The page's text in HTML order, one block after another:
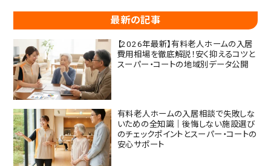
最新の記事
【2026年最新】有料老人ホームの入居
費用相場を徹底解説！安く抑えるコツと
スーパー・コートの地域別データ公開
有料老人ホームの入居相談で失敗しな
いための全知識｜後悔しない施設選び
のチェックポイントとスーパー・コートの
安心サポート